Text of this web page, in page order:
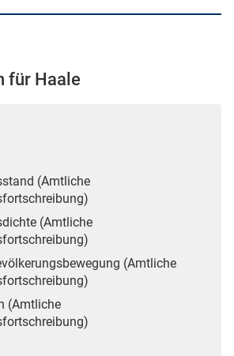
für Haale
(Amtliche
(Amtliche
(Amtliche
(Amtliche